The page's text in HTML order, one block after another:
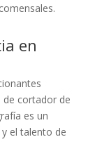
en
de cortador de
es un
el talento de